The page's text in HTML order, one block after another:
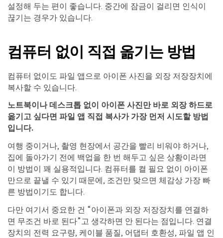
설정해 두는 편이 좋습니다. 중간에 잠금이 걸리면 인식이
끊기는 경우가 있습니다.
컴퓨터 없이 직접 옮기는 방법
컴퓨터 없이도 파일 앱으로 아이폰 사진을 외장 저장장치에
복사할 수 있습니다.
노트북이나 데스크톱 없이 아이폰 사진만 바로 외장 하드로
옮기고 싶다면 파일 앱 직접 복사가 가장 먼저 시도할 방법
입니다.
여행 중이거나, 촬영 현장에서 공간을 빨리 비워야 하거나,
집에 돌아가기 전에 백업을 한 번 해두고 싶은 상황이라면
이 방법이 꽤 실용적입니다. 컴퓨터를 켤 필요 없이 아이폰
만으로 끝낼 수 있기 때문에, 조건만 맞으면 체감상 가장 빠
른 방법이기도 합니다.
다만 여기서 중요한 건 “아이폰과 외장 저장장치를 연결하
면 무조건 바로 된다”고 생각하면 안 된다는 점입니다. 연결
장치의 전력 요구량, 케이블 품질, 어댑터 호환성, 파일 앱 인